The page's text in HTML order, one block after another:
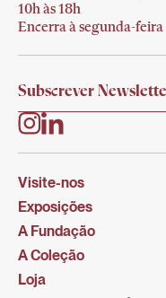
10h às 18h
Encerra à segunda-feira
Visite-nos
Exposições
A Fundação
A Coleção
Loja